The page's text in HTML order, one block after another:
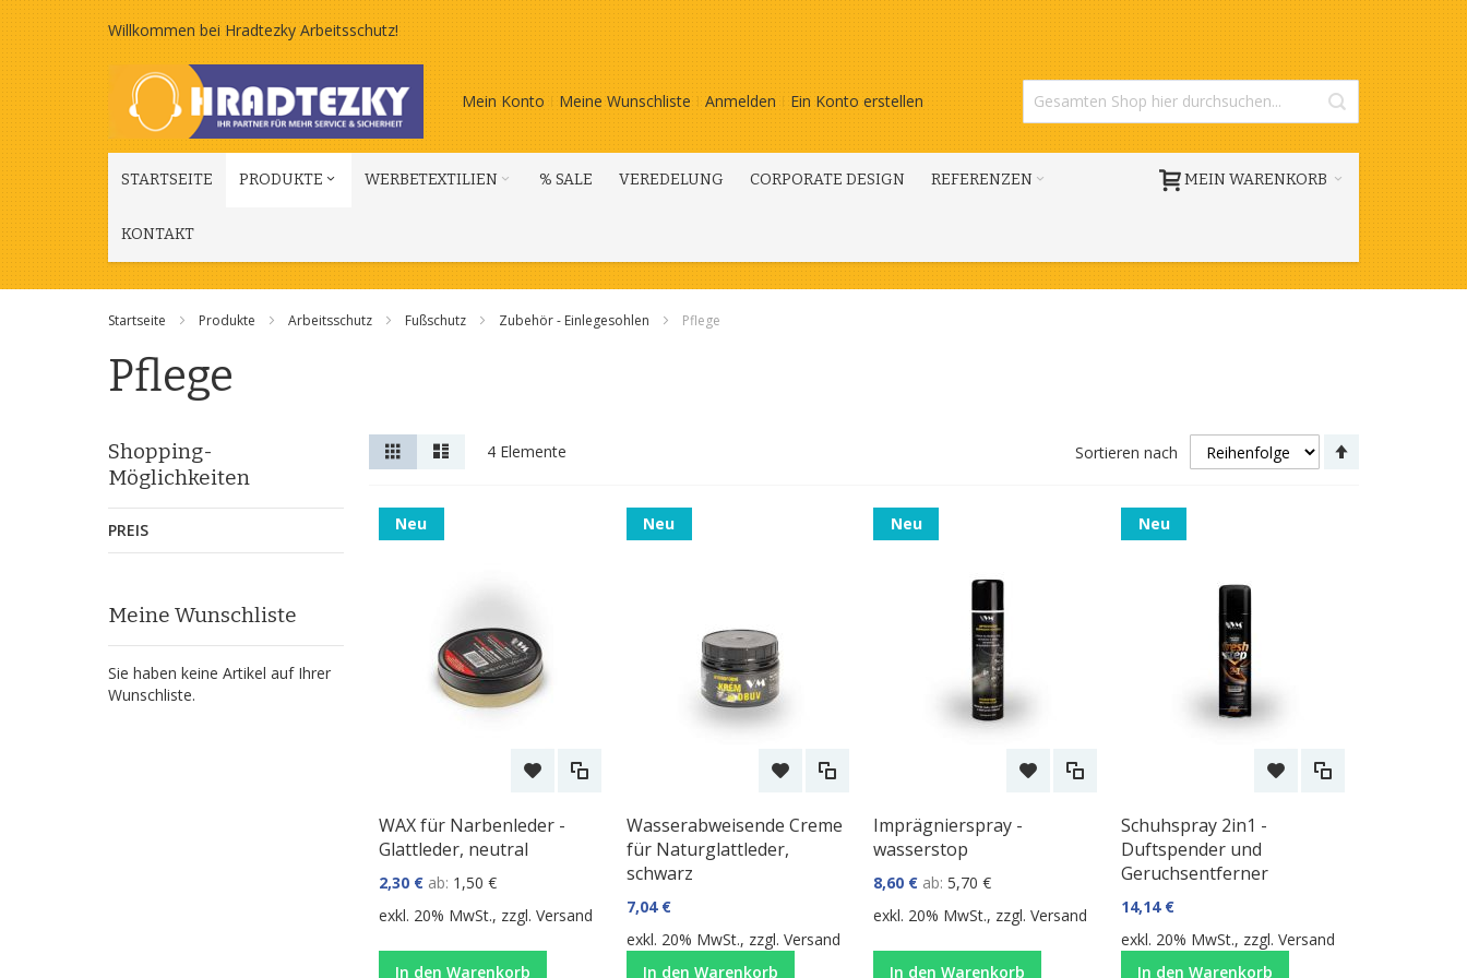
Zum
Inhalt
springen
Willkommen bei Hradtezky Arbeitsschutz!
Mein Konto Meine Wunschliste Anmelden Ein Konto erstellen
MEIN WARENKORB
STARTSEITE PRODUKTE WERBETEXTILIEN % SALE VEREDELUNG CORPORATE DESIGN REFERENZEN
KONTAKT
Startseite Produkte Arbeitsschutz Fußschutz Zubehör - Einlegesohlen Pflege
Pflege
Anzeigen
als
Liste 4Elemente Sortieren nach
Neu
WAX für Narbenleder -
Glattleder, neutral
2,30 € ab 1,50 €
exkl. 20% MwSt., zzgl. Versand
In den Warenkorb
Neu
Wasserabweisende Creme
für Naturglattleder,
schwarz
7,04 €
exkl. 20% MwSt., zzgl. Versand
In den Warenkorb
Neu
Imprägnierspray -
wasserstop
8,60 € ab 5,70 €
exkl. 20% MwSt., zzgl.Versand
In den Warenkorb
Neu
Schuhspray 2in1 -
Duftspender und
Geruchsentferner
14,14 €
exkl. 20% MwSt., zzgl.Versand
In den Warenkorb
Shopping-
Möglichkeiten
PREIS
Meine Wunschliste
Sie haben keine Artikel auf Ihrer
Wunschliste.